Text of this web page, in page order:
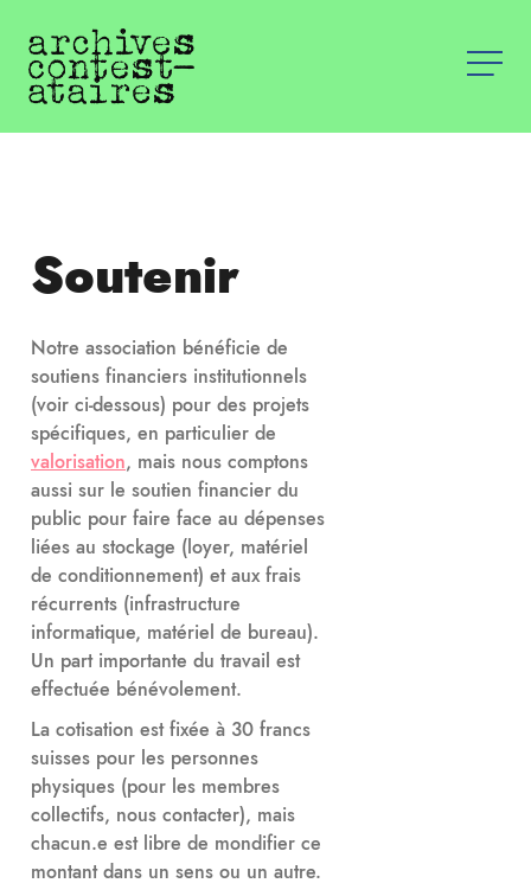
Soutenir
Notre association bénéficie de
soutiens financiers institutionnels
(voir ci-dessous) pour des projets
spécifiques, en particulier de
valorisation, mais nous comptons
aussi sur le soutien financier du
public pour faire face au dépenses
liées au stockage (loyer, matériel
de conditionnement) et aux frais
récurrents (infrastructure
informatique, matériel de bureau).
Un part importante du travail est
effectuée bénévolement.
La cotisation est fixée à 30 francs
suisses pour les personnes
physiques (pour les membres
collectifs, nous contacter), mais
chacun.e est libre de mondifier ce
montant dans un sens ou un autre.